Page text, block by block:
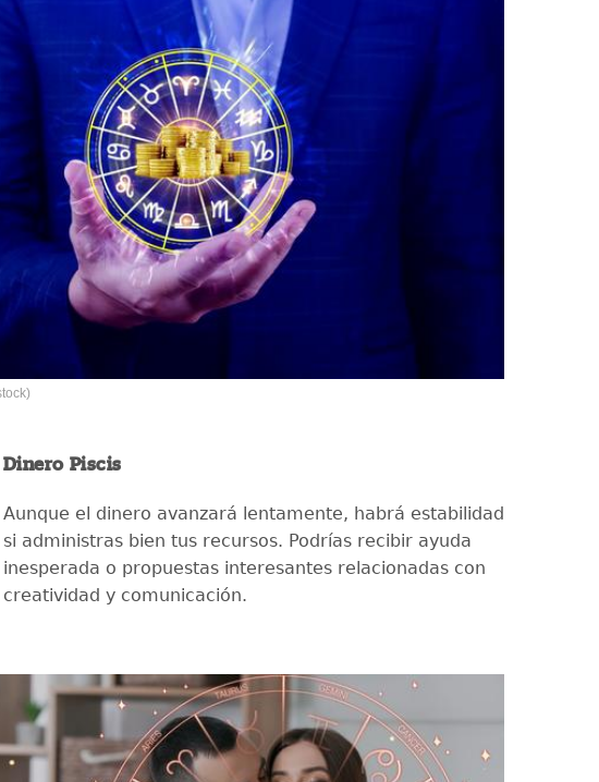
Dinero Piscis
Aunque el dinero avanzará lentamente, habrá estabilidad
si administras bien tus recursos. Podrías recibir ayuda
inesperada o propuestas interesantes relacionadas con
creatividad y comunicación.